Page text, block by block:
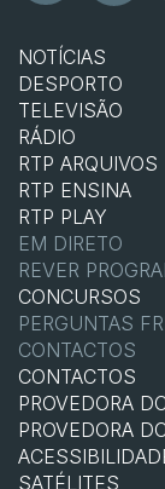
NOTÍCIAS
DESPORTO
TELEVISÃO
RÁDIO
RTP ARQUIVOS
RTP ENSINA
RTP PLAY
EM DIRETO
REVER
CONCURSOS
PERGUNTAS
CONTACTOS
CONTACTOS
PROVEDORA
PROVEDORA
SATÉLITES